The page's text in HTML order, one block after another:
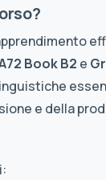
Book B2 e
e della